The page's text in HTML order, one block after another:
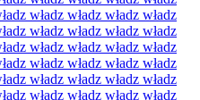
władz władz władz władz
władz władz władz władz
władz władz władz władz
władz władz władz władz
władz władz władz władz
władz władz władz władz